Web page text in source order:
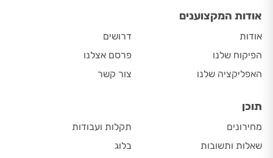
אודות המקצוענים
אודות
הפיקוח שלנו
האפליקציה שלנו
דרושים
פרסם אצלנו
צור קשר
תוכן
מחירונים
שאלות ותשובות
תקלות ועבודות
בלוג